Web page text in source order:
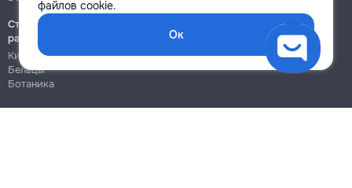
файлов cookie.
Ок
Строительно-монтажные
работы
Кишинёв
Бельцы
Ботаника